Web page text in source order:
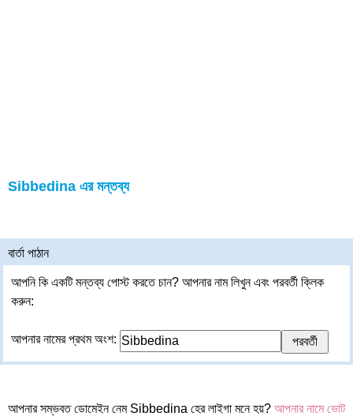
Sibbedina এর মন্তব্য
বার্তা পাঠান
আপনি কি একটি মন্তব্য পোস্ট করতে চান? আপনার নাম লিখুন এবং পরবর্তী ক্লিক
করুন:
আপনার নামের প্রথম অংশ:
আপনার সম্ভবত ডোমেইন নেম Sibbedina হের লাইগা মনে হয়? আপনার নামে ভোট